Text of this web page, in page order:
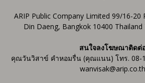
ARIP Public Company Limited 99/16-20
Din Daeng, Bangkok 10400 Thailand
สนใจลงโฆษณาติดต่
คุณวันวิสาข์ คำหอมรื่น (คุณแนน) โทร. 08-
wanvisak@arip.co.th